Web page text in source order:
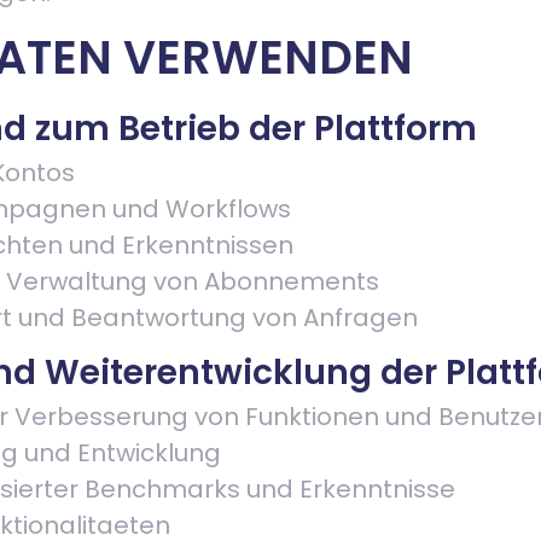
VERWENDEN
zum Betrieb der Plattform
und Workflows
und Erkenntnissen
von Abonnements
und Beantwortung von Anfragen
Weiterentwicklung der
Verbesserung von Funktionen und
und Entwicklung
Benchmarks und Erkenntnisse